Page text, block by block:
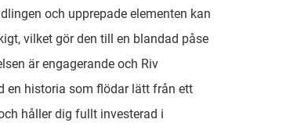
och upprepade elementen kan
vilket gör den till en blandad påse
är engagerande och Riv
en historia som flödar lätt från ett
håller dig fullt investerad i